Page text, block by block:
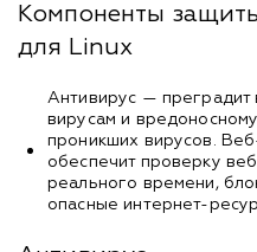
Компоненты
для Linux
Антивирус —
вирусам и
проникших вирусов.
обеспечит проверку
реального времени,
опасные интернет-